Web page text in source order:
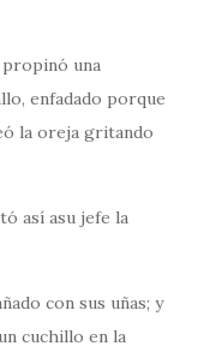
propinó una
enfadado porque
la oreja gritando
así asu jefe la
con sus uñas; y
cuchillo en la